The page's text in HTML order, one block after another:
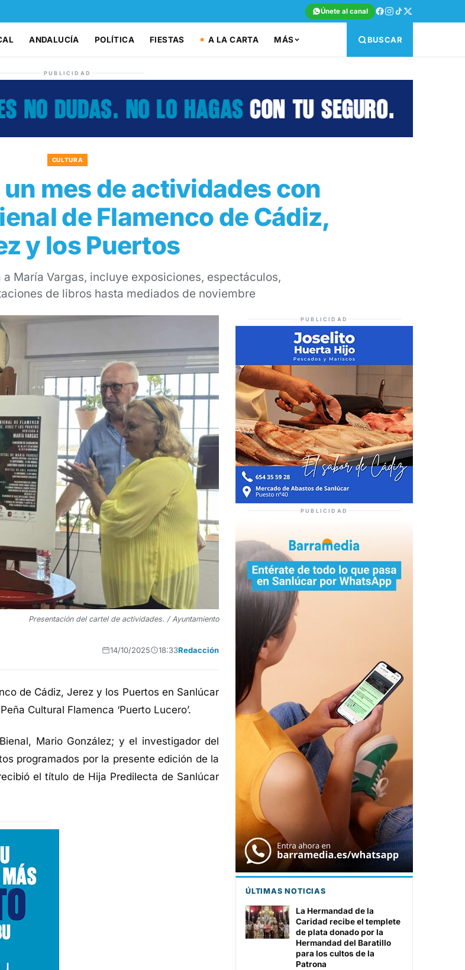
Únete al canal
ANDALUCÍA POLÍTICA FIESTAS A LA CARTA MÁS BUSCAR
PUBLICIDAD
CULTURA
mes de actividades con
de Flamenco de Cádiz,
y los Puertos
María Vargas, incluye exposiciones, espectáculos,
de libros hasta mediados de noviembre
Presentación del cartel de actividades. / Ayuntamiento
14/10/2025 18:33Redacción
de Cádiz, Jerez y los Puertos en Sanlúcar
Cultural Flamenca ‘Puerto Lucero’.
Mario González; y el investigador del
programados por la presente edición de la
el título de Hija Predilecta de Sanlúcar
PUBLICIDAD
PUBLICIDAD
ÚLTIMAS NOTICIAS
La Hermandad de la
Caridad recibe el templete
de plata donado por la
Hermandad del Baratillo
para los cultos de la
Patrona